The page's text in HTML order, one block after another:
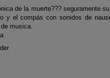
de la muerte??? seguramente
y el compás con sonidos de
musica.